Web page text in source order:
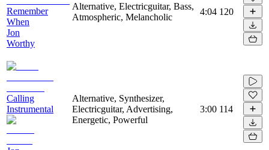
Remember
When
Jon
Worthy
Alternative, Electricguitar, Bass,
Atmospheric, Melancholic
4:04 120
Calling
Instrumental
Alternative, Synthesizer,
Electricguitar, Advertising,
Energetic, Powerful
3:00 114